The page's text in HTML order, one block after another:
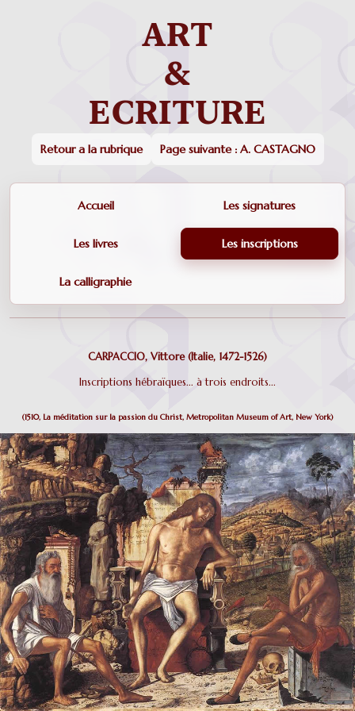
Retour a la rubrique Page suivante : A. CASTAGNO
Accueil Les signatures
Les livres Les inscriptions
La calligraphie
CARPACCIO, Vittore (Italie, 1472-1526)
Inscriptions hébraïques... à trois endroits...
(1510, La méditation sur la passion du Christ, Metropolitan Museum of Art, New York)